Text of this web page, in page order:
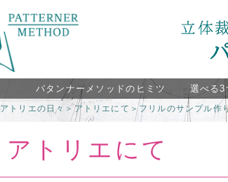
パタンナーメソッドのヒミツ 選べる
アトリエの日々 ＞アトリエにて ＞フリルのサンプル作
アトリエにて